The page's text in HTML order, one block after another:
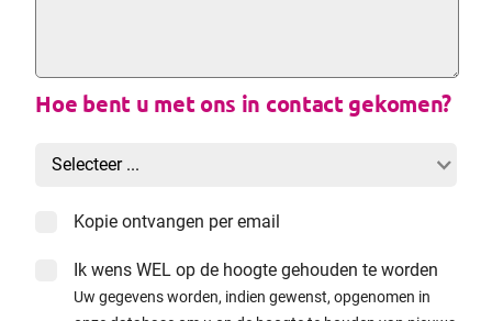
Hoe bent u met ons in contact gekomen?
Kopie ontvangen per email
Ik wens WEL op de hoogte gehouden te worden
Uw gegevens worden, indien gewenst, opgenomen in